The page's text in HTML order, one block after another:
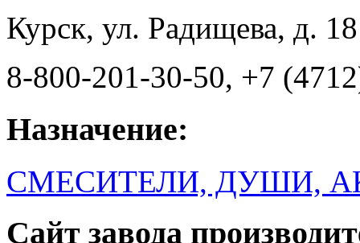
Курск, ул. Радищева, д. 18
8-800-201-30-50, +7
Назначение:
СМЕСИТЕЛИ, ДУШИ,
Сайт завода